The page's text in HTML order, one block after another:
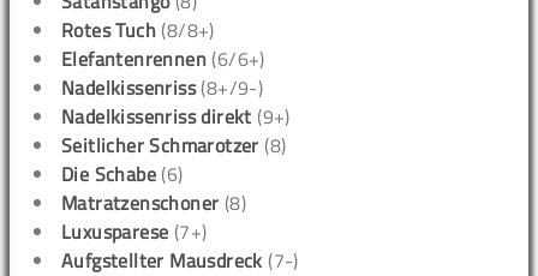
Rotes Tuch (8/8+)
Elefantenrennen (6/6+)
Nadelkissenriss(8+/9-)
Nadelkissenriss direkt (9+)
Seitlicher Schmarotzer (8)
Die Schabe (6)
Matratzenschoner (8)
Luxusparese (7+)
Aufgstellter Mausdreck (7-)